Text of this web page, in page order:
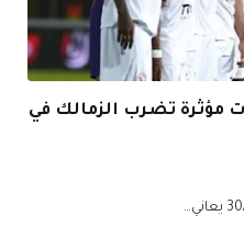
9 غيابات مؤثرة تضرب الزمالك في